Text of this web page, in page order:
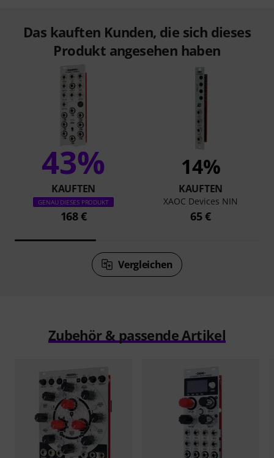
Das kauften Kunden, die sich dieses
Produkt angesehen haben
43%
KAUFTEN
GENAU DIESES PRODUKT
168 €
14%
KAUFTEN
XAOC Devices NIN
65 €
Vergleichen
Zubehör & passende Artikel